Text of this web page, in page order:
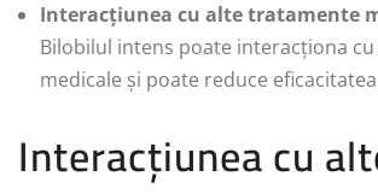
Interacțiunea cu alte tratamente
Bilobilul intens poate interacționa
medicale și poate reduce
Interacțiunea cu